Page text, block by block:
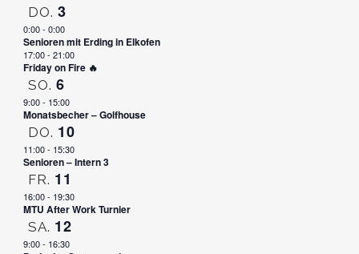
DO. 3
0:00- 0:00
Senioren mit Erding in Elkofen
17:00- 21:00
Friday on Fire 🔥
SO. 6
9:00- 15:00
Monatsbecher – Golfhouse
DO. 10
11:00- 15:30
Senioren – Intern 3
FR. 11
16:00- 19:30
MTU After Work Turnier
SA. 12
9:00- 16:30